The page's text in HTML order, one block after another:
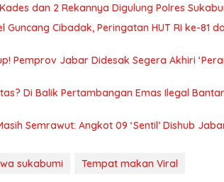
dan 2 Rekannya Digulung Polres
Cibadak, Peringatan HUT RI ke-81
Pemprov Jabar Didesak Segera Akhiri
Di Balik Pertambangan Emas Ilegal
Semrawut: Angkot 09 ‘Sentil’ Dishub
sukabumi Tempat makan Viral